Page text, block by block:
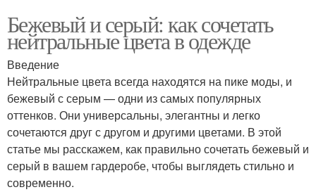
Бежевый и серый: как сочетать
нейтральные цвета в одежде
Введение
Нейтральные цвета всегда находятся на пике моды, и
бежевый с серым — одни из самых популярных
оттенков. Они универсальны, элегантны и легко
сочетаются друг с другом и другими цветами. В этой
статье мы расскажем, как правильно сочетать бежевый и
серый в вашем гардеробе, чтобы выглядеть стильно и
современно.